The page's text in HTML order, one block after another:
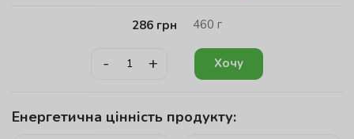
286 грн 460 г
- + Хочу
Енергетична цінність продукту: